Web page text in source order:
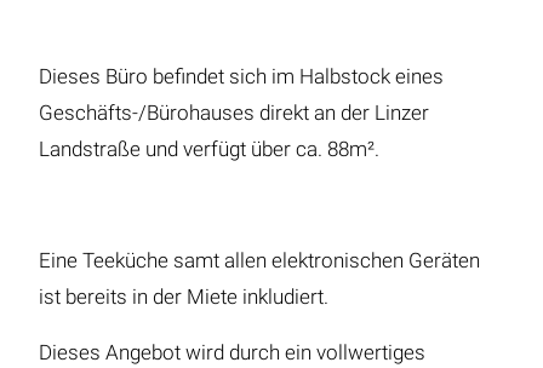
Dieses Büro befindet sich im Halbstock eines
Geschäfts-/Bürohauses direkt an der Linzer
Landstraße und verfügt über ca. 88m².
Eine Teeküche samt allen elektronischen Geräten
ist bereits in der Miete inkludiert.
Dieses Angebot wird durch ein vollwertiges